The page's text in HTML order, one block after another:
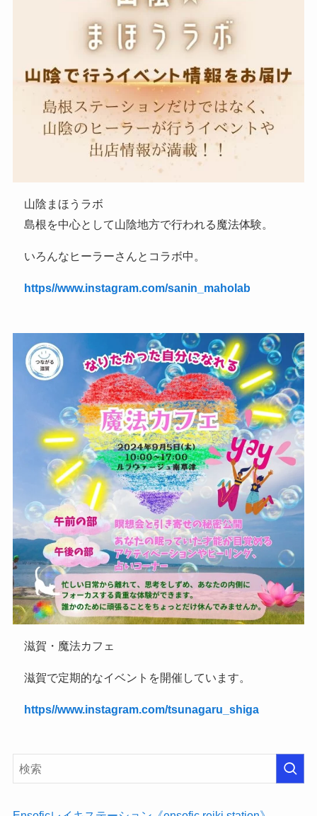
山陰まほうラボ
島根を中心として山陰地方で行われる魔法体験。
いろんなヒーラーさんとコラボ中。
https//www.instagram.com/sanin_maholab
滋賀・魔法カフェ
滋賀で定期的なイベントを開催しています。
https//www.instagram.com/tsunagaru_shiga